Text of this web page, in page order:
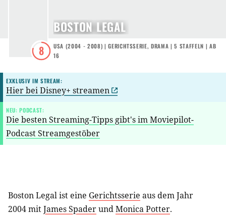
8
BOSTON LEGAL
USA (2004 - 2008) |GERICHTSSERIE,DRAMA |5 STAFFELN |AB
16
EXKLUSIV IM STREAM:
Hier bei Disney+ streamen
NEU: PODCAST:
Die besten Streaming-Tipps gibt's im Moviepilot-
Podcast Streamgestöber
Boston Legal ist eine Gerichtsserie aus dem Jahr
2004 mitJames SpaderundMonica Potter.